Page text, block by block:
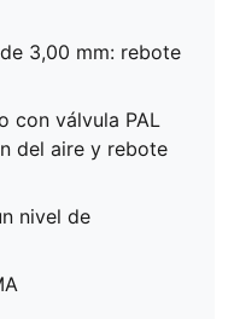
3,00 mm: rebote
con válvula PAL
del aire y rebote
nivel de